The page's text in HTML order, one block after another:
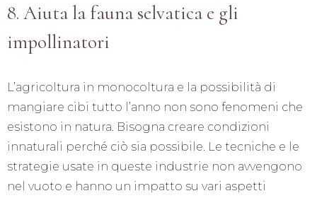
8. Aiuta la fauna selvatica e gli
impollinatori
L’agricoltura in monocoltura e la possibilità di
mangiare cibi tutto l’anno non sono fenomeni che
esistono in natura. Bisogna creare condizioni
innaturali perché ciò sia possibile. Le tecniche e le
strategie usate in queste industrie non avvengono
nel vuoto e hanno un impatto su vari aspetti